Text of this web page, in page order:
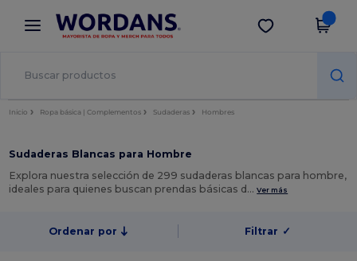
× App de Wordans
¡Mejores precios en app!
Descargar app
Inicio Ropa básica | Complementos Sudaderas Hombres
Sudaderas Blancas para Hombre
Explora nuestra selección de 299 sudaderas blancas para hombre,
ideales para quienes buscan prendas básicas d…Ver más
Ordenar por Filtrar ✓